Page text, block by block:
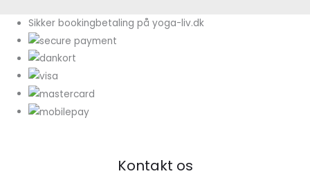
Sikker bookingbetaling på yoga-liv.dk
Kontakt os